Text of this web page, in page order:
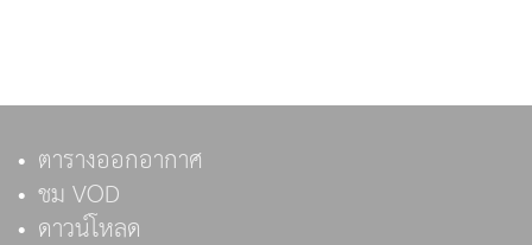
ตารางออกอากาศ
ชม VOD
ดาวน์โหลด